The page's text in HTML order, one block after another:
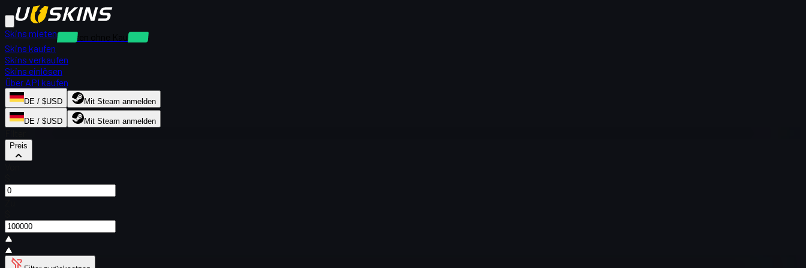
Skins mieten
Mieten ohne Kaution
Skins kaufen
Skins verkaufen
Skins einlösen
Über API kaufen
DE / $USD Mit Steam anmelden
DE / $USD Mit Steam anmelden
Preis